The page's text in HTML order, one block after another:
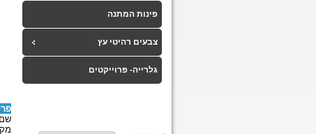
פינות המתנה
צבעים רהיטי עץ
גלרייה- פרוייקטים